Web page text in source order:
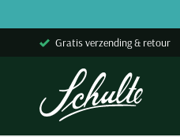
Gratis verzending & retour